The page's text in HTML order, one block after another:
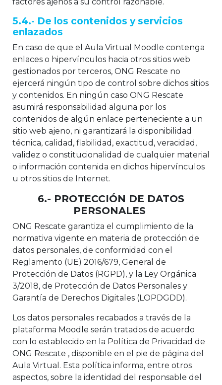
5.4.- De los contenidos y servicios
enlazados
En caso de que el Aula Virtual Moodle contenga
enlaces o hipervínculos hacia otros sitios web
gestionados por terceros, ONG Rescate no
ejercerá ningún tipo de control sobre dichos sitios
y contenidos. En ningún caso ONG Rescate
asumirá responsabilidad alguna por los
contenidos de algún enlace perteneciente a un
sitio web ajeno, ni garantizará la disponibilidad
técnica, calidad, fiabilidad, exactitud, veracidad,
validez o constitucionalidad de cualquier material
o información contenida en dichos hipervínculos
u otros sitios de Internet.
6.- PROTECCIÓN DE DATOS
PERSONALES
ONG Rescate garantiza el cumplimiento de la
normativa vigente en materia de protección de
datos personales, de conformidad con el
Reglamento (UE) 2016/679, General de
Protección de Datos (RGPD), y la Ley Orgánica
3/2018, de Protección de Datos Personales y
Garantía de Derechos Digitales (LOPDGDD).
Los datos personales recabados a través de la
plataforma Moodle serán tratados de acuerdo
con lo establecido en la Política de Privacidad de
ONG Rescate , disponible en el pie de página del
Aula Virtual. Esta política informa, entre otros
aspectos, sobre la identidad del responsable del